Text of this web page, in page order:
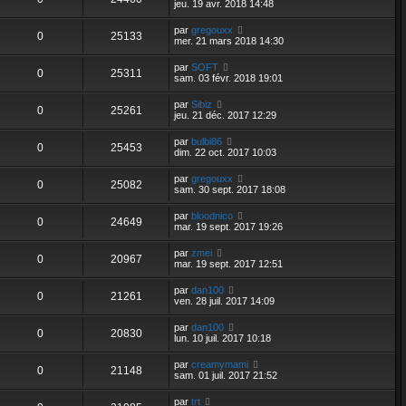
jeu. 19 avr. 2018 14:48
0 25133 par gregouxx
mer. 21 mars 2018 14:30
0 25311 par SOFT
sam. 03 févr. 2018 19:01
0 25261 par Sibiz
jeu. 21 déc. 2017 12:29
0 25453 par bulbi86
dim. 22 oct. 2017 10:03
0 25082 par gregouxx
sam. 30 sept. 2017 18:08
0 24649 par bloodnico
mar. 19 sept. 2017 19:26
0 20967 par zmei
mar. 19 sept. 2017 12:51
0 21261 par dan100
ven. 28 juil. 2017 14:09
0 20830 par dan100
lun. 10 juil. 2017 10:18
0 21148 par creamymami
sam. 01 juil. 2017 21:52
par trt